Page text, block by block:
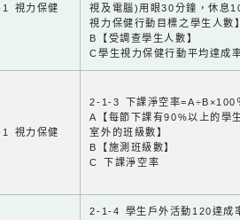
視力保健
視及電腦)用眼30分鐘，休息
視力保健行動目標之學生人數
B【受調查學生人數】
C學生視力保健行動平均達成
視力保健
2-1-3 下課淨空率=A÷B×100
A【每節下課有90%以上的學
室外的班級數】
B【施測班級數】
C 下課淨空率
2-1-4 學生戶外活動120達成